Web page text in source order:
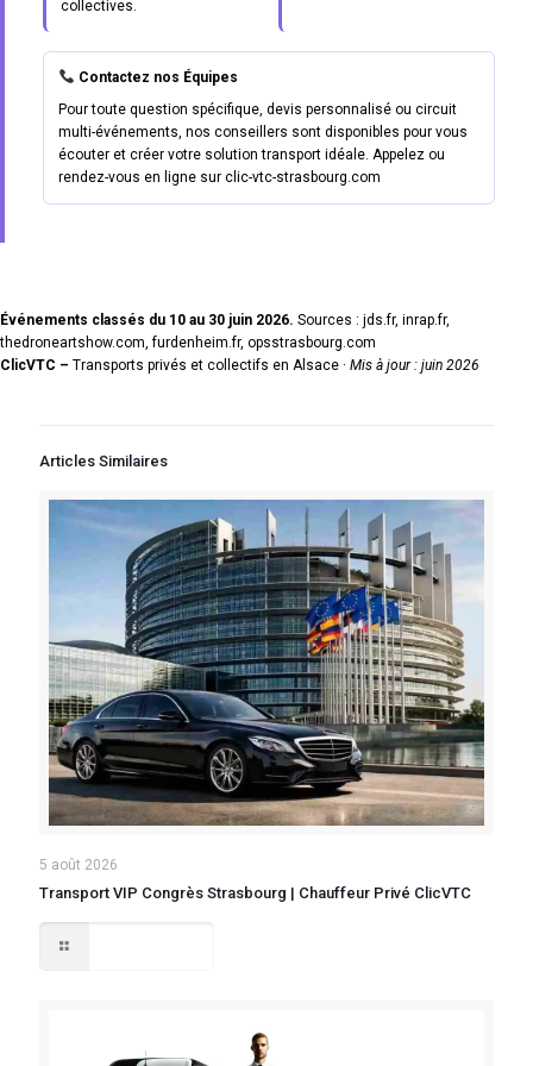
collectives.
Contactez nos Équipes
Pour toute question spécifique, devis personnalisé ou circuit
multi-événements, nos conseillers sont disponibles pour vous
écouter et créer votre solution transport idéale. Appelez ou
rendez-vous en ligne sur clic-vtc-strasbourg.com
Événements classés du 10 au 30 juin 2026. Sources : jds.fr, inrap.fr,
thedroneartshow.com, furdenheim.fr, opsstrasbourg.com
ClicVTC – Transports privés et collectifs en Alsace · Mis à jour : juin 2026
Articles Similaires
5 août 2026
Transport VIP Congrès Strasbourg | Chauffeur Privé ClicVTC